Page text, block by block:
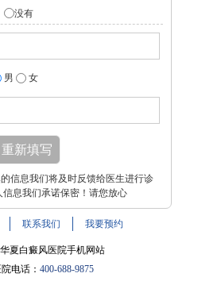
没有
男 女
信息我们将及时反馈给医生进行诊
息我们承诺保密！请您放心
联系我们 我要预约
夏白癜风医院手机网站
电话： 400-688-9875